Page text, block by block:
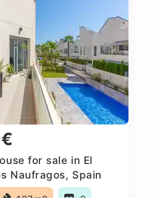
for sale in El
Naufragos, Spain